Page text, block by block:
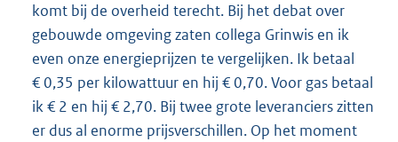
komt bij de overheid terecht. Bij het debat over
gebouwde omgeving zaten collega Grinwis en ik
even onze energieprijzen te vergelijken. Ik betaal
€ 0,35 per kilowattuur en hij € 0,70. Voor gas betaal
ik € 2 en hij € 2,70. Bij twee grote leveranciers zitten
er dus al enorme prijsverschillen. Op het moment